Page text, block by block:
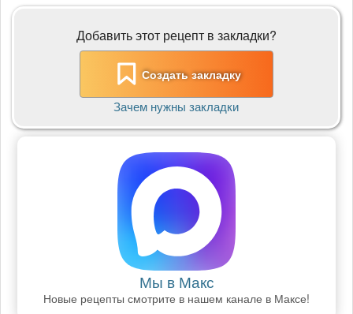
Добавить этот рецепт в закладки?
Создать закладку
Зачем нужны закладки
Мы в Макс
Новые рецепты смотрите в нашем канале в Максе!